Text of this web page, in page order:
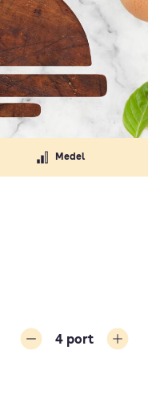
Medel
4 port